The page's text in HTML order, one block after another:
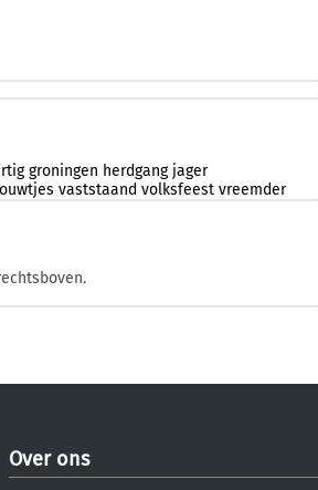
groningen herdgang jager
vaststaand volksfeest vreemder
Over ons